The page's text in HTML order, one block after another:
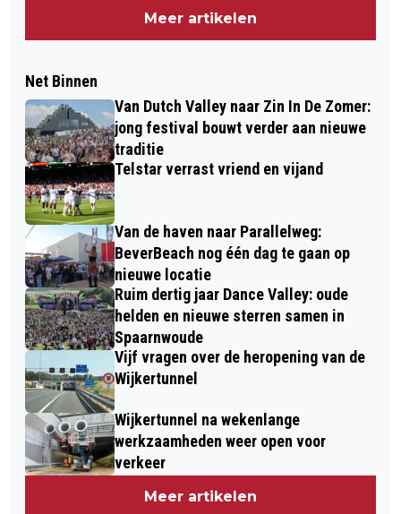
Meer artikelen
Net Binnen
Van Dutch Valley naar Zin In De Zomer:
jong festival bouwt verder aan nieuwe
traditie
Telstar verrast vriend en vijand
Van de haven naar Parallelweg:
BeverBeach nog één dag te gaan op
nieuwe locatie
Ruim dertig jaar Dance Valley: oude
helden en nieuwe sterren samen in
Spaarnwoude
Vijf vragen over de heropening van de
Wijkertunnel
Wijkertunnel na wekenlange
werkzaamheden weer open voor
verkeer
Meer artikelen